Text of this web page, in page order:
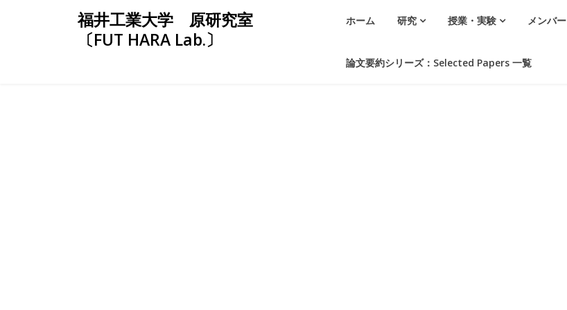
福井工業大学 原研究室
〔FUT HARA Lab.〕
ホーム 研究 授業・実験 メンバー
論文要約シリーズ：Selected Papers 一覧